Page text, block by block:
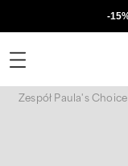
-
Zespół Paula's Choice